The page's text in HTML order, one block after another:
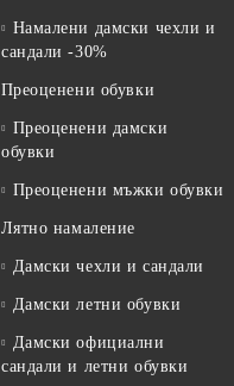
Намалени дамски чехли и
сандали -30%
Преоценени обувки
Преоценени дамски
обувки
Преоценени мъжки обувки
Лятно намаление
Дамски чехли и сандали
Дамски летни обувки
Дамски официални
сандали и летни обувки